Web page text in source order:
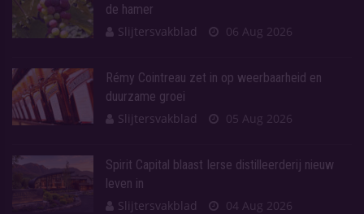
de hamer
Slijtersvakblad
06 Aug 2026
Rémy Cointreau zet in op weerbaarheid en
duurzame groei
Slijtersvakblad
05 Aug 2026
Spirit Capital blaast Ierse distilleerderij nieuw
leven in
Slijtersvakblad
04 Aug 2026